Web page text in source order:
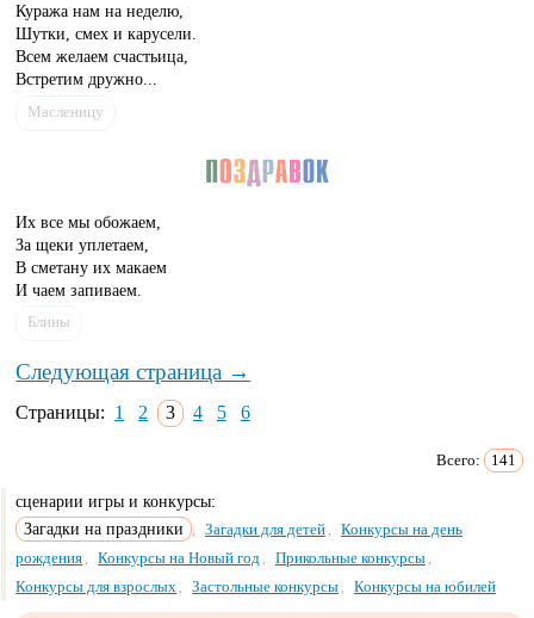
Куража нам на неделю,
Шутки, смех и карусели.
Всем желаем счастьица,
Встретим дружно...
Масленицу
Их все мы обожаем,
За щеки уплетаем,
В сметану их макаем
И чаем запиваем.
Блины
Следующая страница →
Страницы: 1 2 3 4 5 6
Всего: 141
сценарии игры и конкурсы:
Загадки на праздники
Загадки для детей
Конкурсы на день
рождения
Конкурсы на Новый год Прикольные конкурсы
Конкурсы для взрослых Застольные конкурсы Конкурсы на юбилей